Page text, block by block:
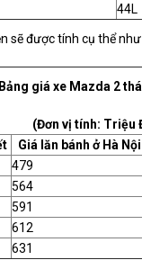
44L
sẽ được tính cụ thể như
Bảng giá xe Mazda 2
(Đơn vị tính: Triệu
Giá lăn bánh ở Hà Nội
479
564
591
612
631